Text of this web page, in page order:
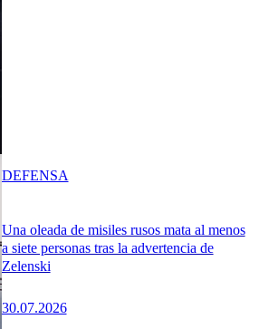
Una oleada de misiles rusos mata al menos
a siete personas tras la advertencia de
Zelenski
30.07.2026
DEFENSA